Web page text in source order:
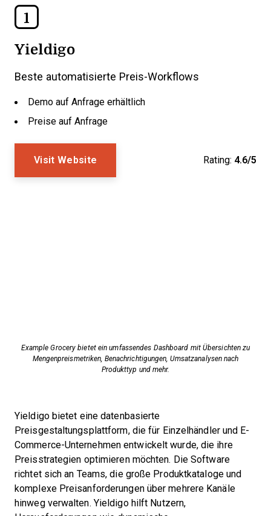
1
Yieldigo
Beste automatisierte Preis-Workflows
Demo auf Anfrage erhältlich
Preise auf Anfrage
Visit Website Rating: 4.6/5
Example Grocery bietet ein umfassendes Dashboard mit Übersichten zu
Mengenpreismetriken, Benachrichtigungen, Umsatzanalysen nach
Produkttyp und mehr.
Yieldigo bietet eine datenbasierte
Preisgestaltungsplattform, die für Einzelhändler und E-
Commerce-Unternehmen entwickelt wurde, die ihre
Preisstrategien optimieren möchten. Die Software
richtet sich an Teams, die große Produktkataloge und
komplexe Preisanforderungen über mehrere Kanäle
hinweg verwalten. Yieldigo hilft Nutzern,